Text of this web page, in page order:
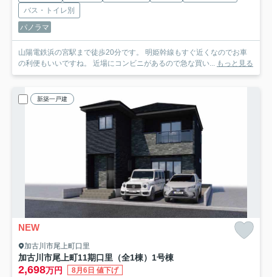
バス・トイレ別
パノラマ
山陽電鉄浜の宮駅まで徒歩20分です。 明姫幹線もすぐ近くなのでお車
の利便もいいですね。 近場にコンビニがあるので急な買い... もっと見る
新築一戸建
NEW
加古川市尾上町口里
加古川市尾上町11期口里（全1棟）1号棟
2,698万円 8月6日 値下げ